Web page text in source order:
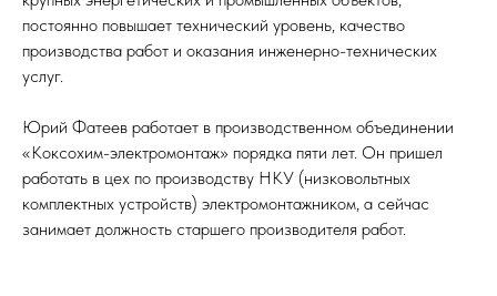
постоянно повышает технический уровень, качество
производства работ и оказания инженерно-технических
услуг.
Юрий Фатеев работает в производственном объединении
«Коксохим-электромонтаж» порядка пяти лет. Он пришел
работать в цех по производству НКУ (низковольтных
комплектных устройств) электромонтажником, а сейчас
занимает должность старшего производителя работ.